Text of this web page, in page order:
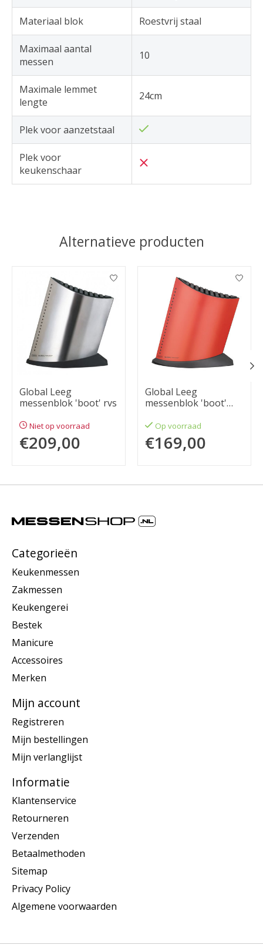
Materiaal blok Roestvrij staal
Maximaal aantal
messen
10
Maximale lemmet
lengte
24cm
Plek voor aanzetstaal
Plek voor
keukenschaar
Alternatieve producten
Items van productcarrousel
Global Leeg
messenblok 'boot' rvs
Niet op voorraad
€209,00
Global Leeg
messenblok 'boot'
Op voorraad
€169,00
Categorieën
Keukenmessen
Zakmessen
Keukengerei
Bestek
Manicure
Accessoires
Merken
Mijn account
Registreren
Mijn bestellingen
Mijn verlanglijst
Informatie
Klantenservice
Retourneren
Verzenden
Betaalmethoden
Sitemap
Privacy Policy
Algemene voorwaarden